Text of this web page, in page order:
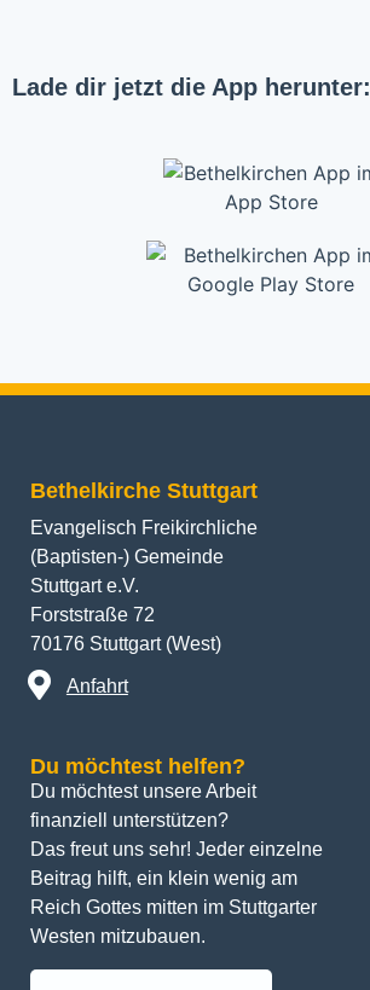
Lade dir jetzt die App herunter:
Bethelkirche Stuttgart
Evangelisch Freikirchliche
(Baptisten-) Gemeinde
Stuttgart e.V.
Forststraße 72
70176 Stuttgart (West)
Anfahrt
Du möchtest helfen?
Du möchtest unsere Arbeit
finanziell unterstützen?
Das freut uns sehr! Jeder einzelne
Beitrag hilft, ein klein wenig am
Reich Gottes mitten im Stuttgarter
Westen mitzubauen.